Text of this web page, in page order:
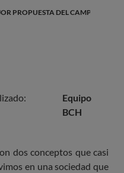
PROPUESTA DEL CAMPO A LA
Equipo
BCH
dos conceptos que casi
en una sociedad que